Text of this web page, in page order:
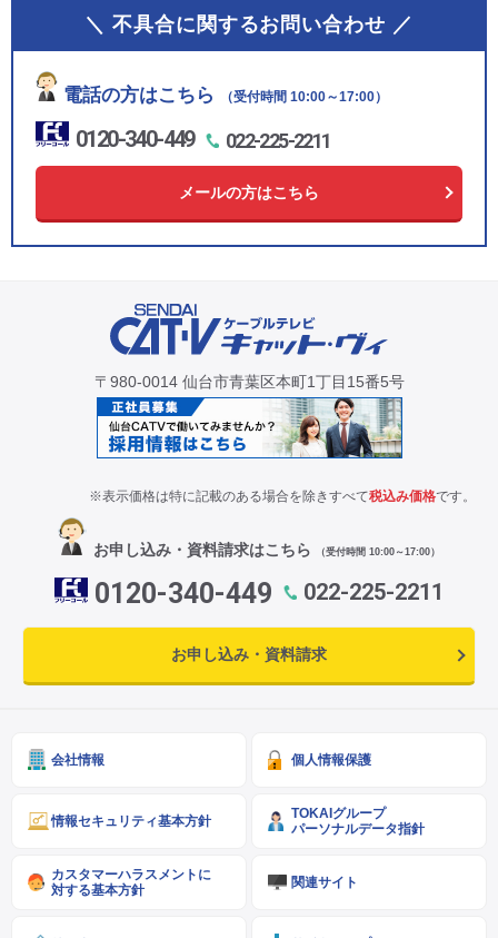
＼ 不具合に関するお問い合わせ ／
電話の方はこちら （受付時間 10:00～17:00）
0120-340-449 022-225-2211
メールの方はこちら
〒980-0014 仙台市青葉区本町1丁目15番5号
※表示価格は特に記載のある場合を除きすべて税込み価格です。
お申し込み・資料請求はこちら （受付時間 10:00～17:00）
0120-340-449 022-225-2211
お申し込み・資料請求
会社情報 個人情報保護
情報セキュリティ基本方針
TOKAIグループ
パーソナルデータ指針
カスタマーハラスメントに
対する基本方針
関連サイト